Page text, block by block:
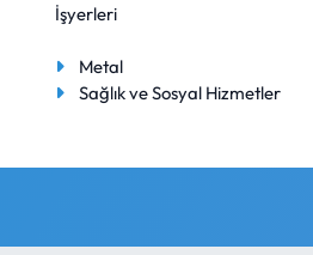
İşyerleri
Metal
Sağlık ve Sosyal Hizmetler